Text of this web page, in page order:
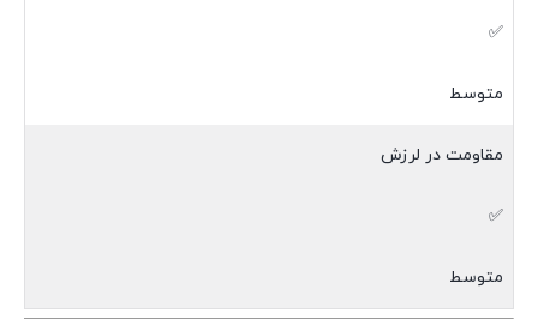
✅
متوسط
مقاومت در لرزش
✅
متوسط